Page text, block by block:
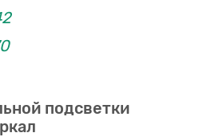
подсветки